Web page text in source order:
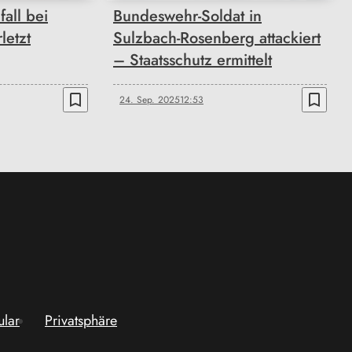
bei
bookmark_border
Bundeswehr-Soldat in
Sulzbach-Rosenberg attackiert
– Staatsschutz ermittelt
24. Sep. 202512:53 bookmark_border
Privatsphäre